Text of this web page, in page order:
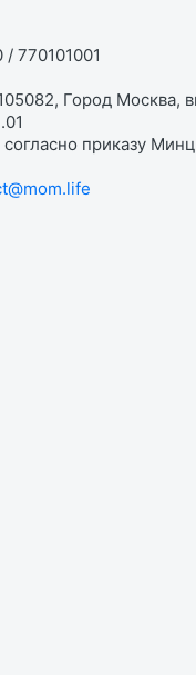
770101001
Город Москва,
приказу